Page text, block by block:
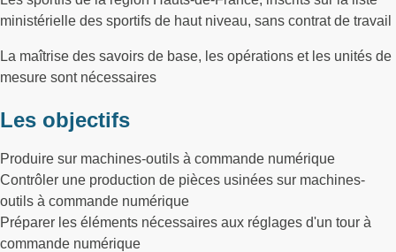
ministérielle des sportifs de haut niveau, sans contrat de travail
La maîtrise des savoirs de base, les opérations et les unités de
mesure sont nécessaires
Les objectifs
Produire sur machines-outils à commande numérique
Contrôler une production de pièces usinées sur machines-
outils à commande numérique
Préparer les éléments nécessaires aux réglages d'un tour à
commande numérique